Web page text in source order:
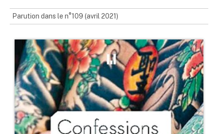
Parution dans le n°109 (avril 2021)